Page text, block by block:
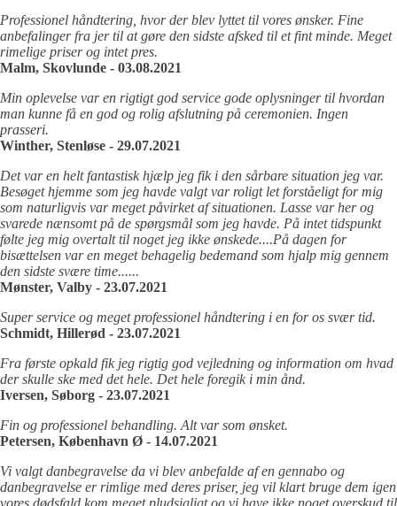
Professionel håndtering, hvor der blev lyttet til vores ønsker. Fine
anbefalinger fra jer til at gøre den sidste afsked til et fint minde. Meget
rimelige priser og intet pres.
Malm, Skovlunde - 03.08.2021
Min oplevelse var en rigtigt god service gode oplysninger til hvordan
man kunne få en god og rolig afslutning på ceremonien. Ingen
prasseri.
Winther, Stenløse - 29.07.2021
Det var en helt fantastisk hjælp jeg fik i den sårbare situation jeg var.
Besøget hjemme som jeg havde valgt var roligt let forståeligt for mig
som naturligvis var meget påvirket af situationen. Lasse var her og
svarede nænsomt på de spørgsmål som jeg havde. På intet tidspunkt
følte jeg mig overtalt til noget jeg ikke ønskede....På dagen for
bisættelsen var en meget behagelig bedemand som hjalp mig gennem
den sidste svære time......
Mønster, Valby - 23.07.2021
Super service og meget professionel håndtering i en for os svær tid.
Schmidt, Hillerød - 23.07.2021
Fra første opkald fik jeg rigtig god vejledning og information om hvad
der skulle ske med det hele. Det hele foregik i min ånd.
Iversen, Søborg - 23.07.2021
Fin og professionel behandling. Alt var som ønsket.
Petersen, København Ø - 14.07.2021
Vi valgt danbegravelse da vi blev anbefalde af en gennabo og
danbegravelse er rimlige med deres priser, jeg vil klart bruge dem igen